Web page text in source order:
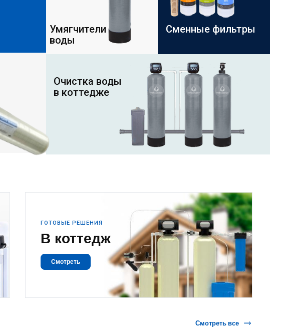
Умягчители
воды
Сменные фильтры
Очистка воды
в коттедже
ГОТОВЫЕ РЕШЕНИЯ
В коттедж
Смотреть
Смотреть все